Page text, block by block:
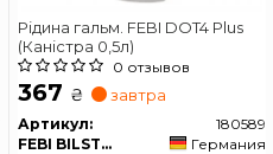
Рідина гальм. FEBI DOT4 Plus
(Каністра 0,5л)
0 отзывов
367 ₴ завтра
Артикул:
180589
FEBI BILSTEIN
Германия